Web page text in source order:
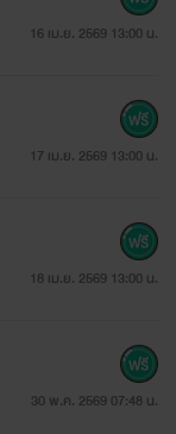
16 เม.ย. 2569 13:00 น.
17 เม.ย. 2569 13:00 น.
18 เม.ย. 2569 13:00 น.
30 พ.ค. 2569 07:48 น.